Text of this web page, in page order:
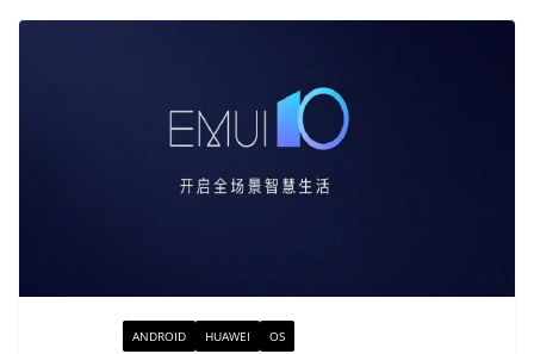
ANDROID HUAWEI OS